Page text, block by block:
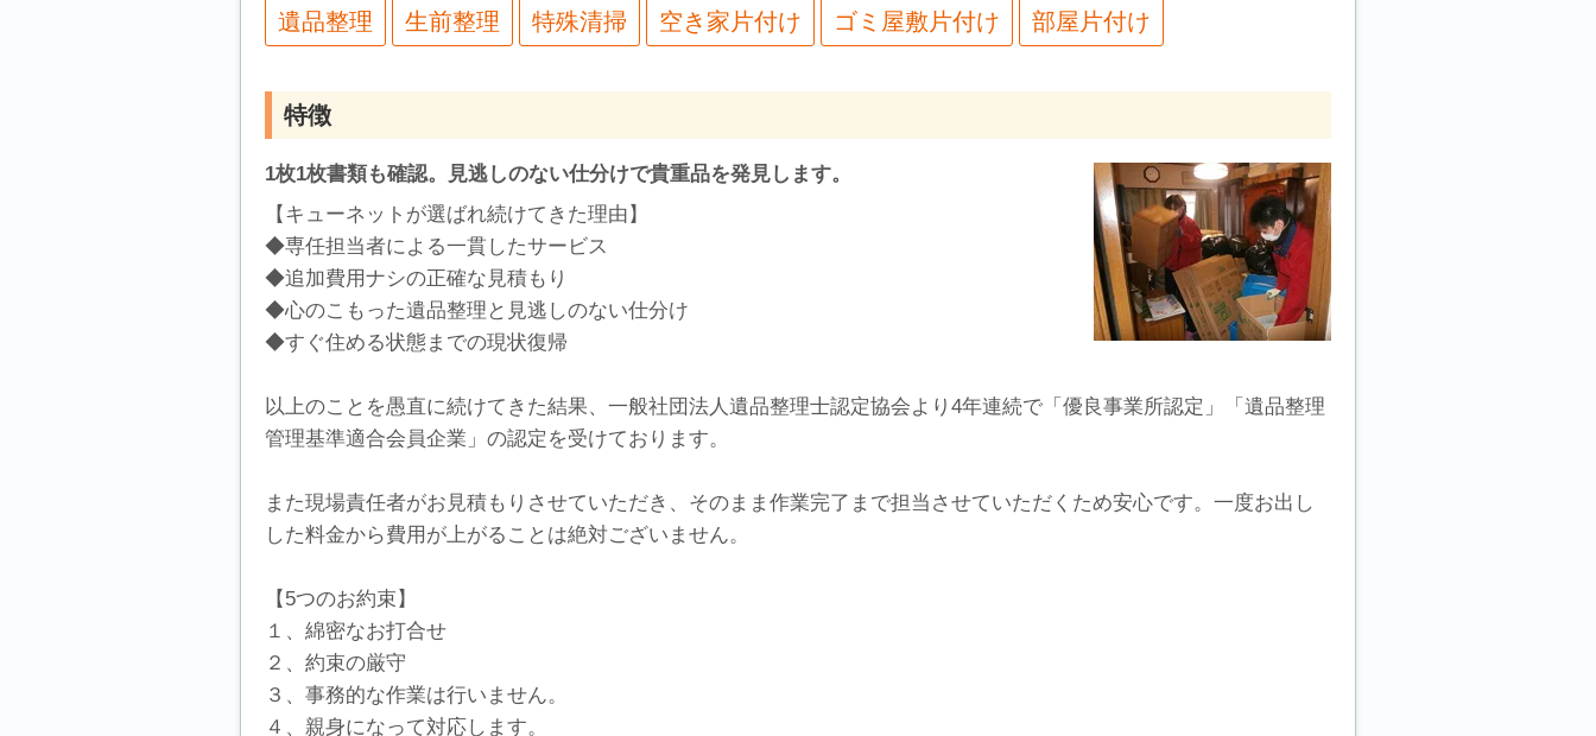
遺品整理 生前整理 特殊清掃 空き家片付け ゴミ屋敷片付け 部屋片付け
特徴
1枚1枚書類も確認。見逃しのない仕分けで貴重品を発見します。
【キューネットが選ばれ続けてきた理由】
◆専任担当者による一貫したサービス
◆追加費用ナシの正確な見積もり
◆心のこもった遺品整理と見逃しのない仕分け
◆すぐ住める状態までの現状復帰
以上のことを愚直に続けてきた結果、一般社団法人遺品整理士認定協会より4年連続で「優良事業所認定」「遺品整理
管理基準適合会員企業」の認定を受けております。
また現場責任者がお見積もりさせていただき、そのまま作業完了まで担当させていただくため安心です。一度お出し
した料金から費用が上がることは絶対ございません。
【5つのお約束】
１、綿密なお打合せ
２、約束の厳守
３、事務的な作業は行いません。
４、親身になって対応します。